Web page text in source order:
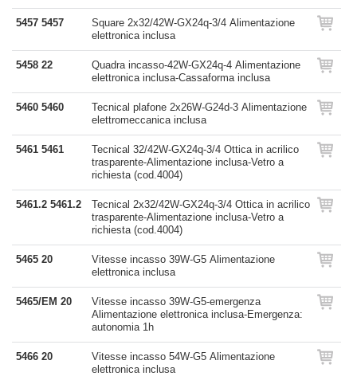
5457 5457
Square 2x32/42W-GX24q-3/4 Alimentazione
elettronica inclusa
5458 22
Quadra incasso-42W-GX24q-4 Alimentazione
elettronica inclusa-Cassaforma inclusa
5460 5460
Tecnical plafone 2x26W-G24d-3 Alimentazione
elettromeccanica inclusa
5461 5461
Tecnical 32/42W-GX24q-3/4 Ottica in acrilico
trasparente-Alimentazione inclusa-Vetro a
richiesta (cod.4004)
5461.2 5461.2
Tecnical 2x32/42W-GX24q-3/4 Ottica in acrilico
trasparente-Alimentazione inclusa-Vetro a
richiesta (cod.4004)
5465 20
Vitesse incasso 39W-G5 Alimentazione
elettronica inclusa
5465/EM 20
Vitesse incasso 39W-G5-emergenza
Alimentazione elettronica inclusa-Emergenza:
autonomia 1h
5466 20
Vitesse incasso 54W-G5 Alimentazione
elettronica inclusa